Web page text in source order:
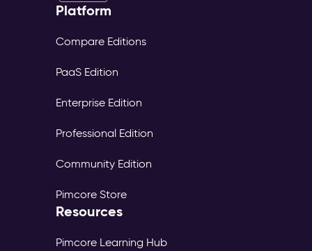
Platform
Compare Editions
PaaS Edition
Enterprise Edition
Professional Edition
Community Edition
Pimcore Store
Resources
Pimcore Learning Hub